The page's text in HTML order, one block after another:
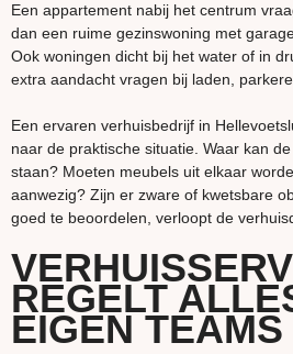
Een appartement nabij het centrum
dan een ruime gezinswoning met
Ook woningen dicht bij het water of in
extra aandacht vragen bij laden,
Een ervaren verhuisbedrijf in
naar de praktische situatie. Waar kan
staan? Moeten meubels uit elkaar
aanwezig? Zijn er zware of kwetsbare
goed te beoordelen, verloopt de
REGELT
EIGEN TEAMS